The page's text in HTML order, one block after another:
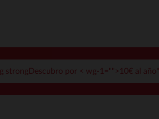
strongDescubro por < wg-1="">10€ al año*